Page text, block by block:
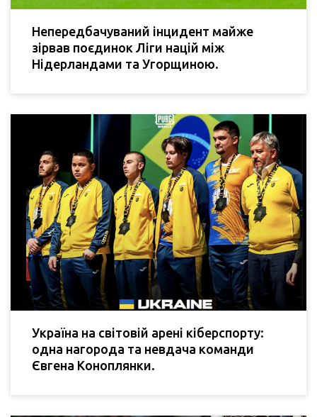
Непередбачуваний інцидент майже
зірвав поєдинок Ліги націй між
Нідерландами та Угорщиною.
Україна на світовій арені кіберспорту:
одна нагорода та невдача команди
Євгена Коноплянки.